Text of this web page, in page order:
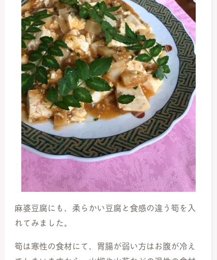
麻婆豆腐にも、柔らかい豆腐と食感の違う筍を入
れてみました。
筍は寒性の食材にて、胃腸が弱い方はお腹が冷え